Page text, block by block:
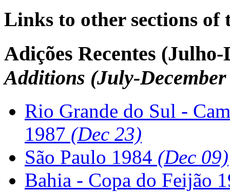
Links to other sections of
Adições Recentes
Additions (July-
Rio Grande do Sul -
1987 (Dec 23)
São Paulo 1984 (Dec 09)
Bahia - Copa do Feijão